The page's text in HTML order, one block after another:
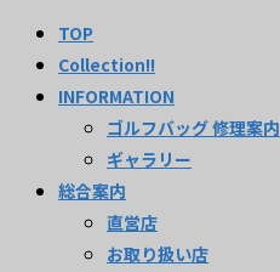
TOP
Collection!!
INFORMATION
ゴルフバッグ 修理案内
ギャラリー
総合案内
直営店
お取り扱い店